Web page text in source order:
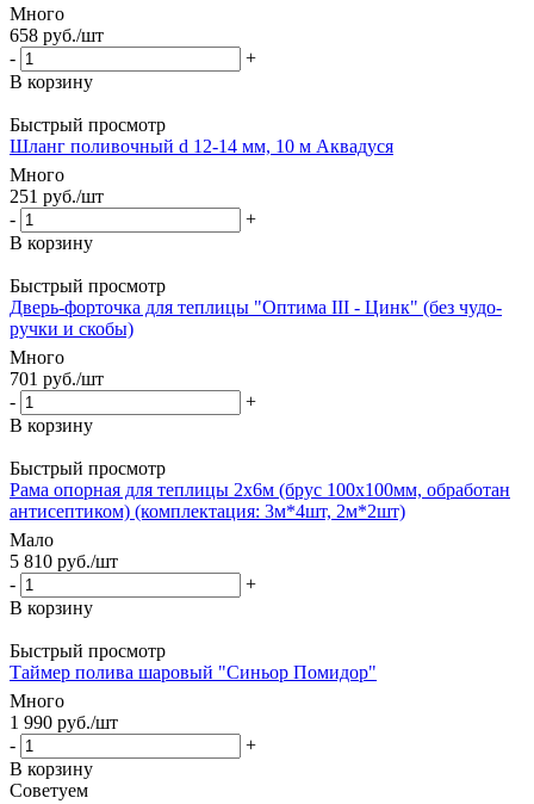
Много
658 руб./шт
-
+
В корзину
Быстрый просмотр
Шланг поливочный d 12-14 мм, 10 м Аквадуся
Много
251 руб./шт
-
+
В корзину
Быстрый просмотр
Дверь-форточка для теплицы "Оптима III - Цинк" (без чудо-
ручки и скобы)
Много
701 руб./шт
-
+
В корзину
Быстрый просмотр
Рама опорная для теплицы 2х6м (брус 100х100мм, обработан
антисептиком) (комплектация: 3м*4шт, 2м*2шт)
Мало
5 810 руб./шт
-
+
В корзину
Быстрый просмотр
Таймер полива шаровый "Синьор Помидор"
Много
1 990 руб./шт
-
+
В корзину
Советуем